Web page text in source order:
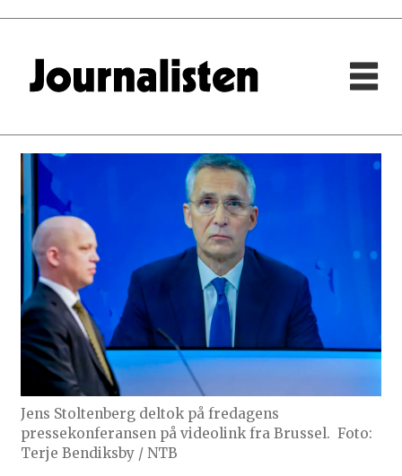
Jens Stoltenberg deltok på fredagens
pressekonferansen på videolink fra Brussel. Foto:
Terje Bendiksby / NTB